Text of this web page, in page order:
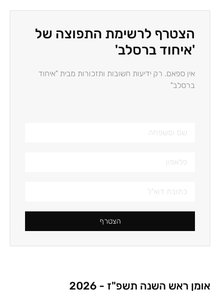
הצטרף לרשימת התפוצה של
'איחוד ברסלב'
אין ספאם. רק ידיעות חשובות ותזכורות מבית "איחוד
ברסלב"
הצטרף
אומן ראש השנה תשפ"ז - 2026